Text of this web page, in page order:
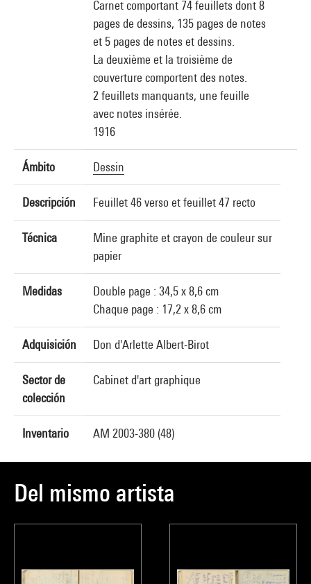
Carnet comportant 74 feuillets dont 8
pages de dessins, 135 pages de notes
et 5 pages de notes et dessins.
La deuxième et la troisième de
couverture comportent des notes.
2 feuillets manquants, une feuille
avec notes insérée.
1916
Ámbito Dessin
Descripción Feuillet 46 verso et feuillet 47 recto
Técnica
Mine graphite et crayon de couleur sur
papier
Medidas
Double page : 34,5 x 8,6 cm
Chaque page : 17,2 x 8,6 cm
Adquisición Don d'Arlette Albert-Birot
Sector de
colección
Cabinet d'art graphique
Inventario AM 2003-380 (48)
Del mismo artista